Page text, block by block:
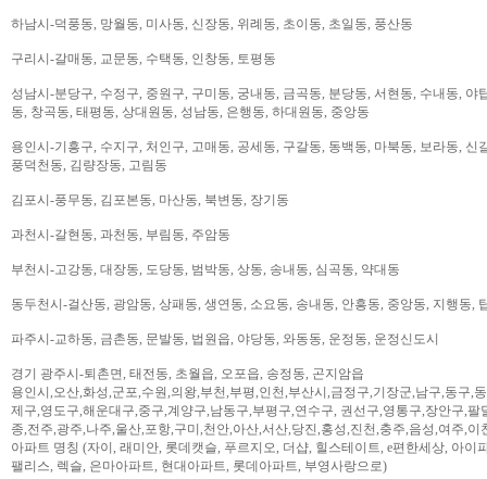
하남시-덕풍동, 망월동, 미사동, 신장동, 위례동, 초이동, 초일동, 풍산동
구리시-갈매동, 교문동, 수택동, 인창동, 토평동
성남시-분당구, 수정구, 중원구, 구미동, 궁내동, 금곡동, 분당동, 서현동, 수내동,
동, 창곡동, 태평동, 상대원동, 성남동, 은행동, 하대원동, 중앙동
용인시-기흥구, 수지구, 처인구, 고매동, 공세동, 구갈동, 동백동, 마북동, 보라동,
풍덕천동, 김량장동, 고림동
김포시-풍무동, 김포본동, 마산동, 북변동, 장기동
과천시-갈현동, 과천동, 부림동, 주암동
부천시-고강동, 대장동, 도당동, 범박동, 상동, 송내동, 심곡동, 약대동
동두천시-걸산동, 광암동, 상패동, 생연동, 소요동, 송내동, 안흥동, 중앙동, 지행동,
파주시-교하동, 금촌동, 문발동, 법원읍, 야당동, 와동동, 운정동, 운정신도시
경기 광주시-퇴촌면, 태전동, 초월읍, 오포읍, 송정동, 곤지암읍
용인시,오산,화성,군포,수원,의왕,부천,부평,인천,부산시,금정구,기장군,남구,동구,
제구,영도구,해운대구,중구,계양구,남동구,부평구,연수구, 권선구,영통구,장안구,
종,전주,광주,나주,울산,포항,구미,천안,아산,서산,당진,홍성,진천,충주,음성,여주,이
아파트 명칭 (자이, 래미안, 롯데캣슬, 푸르지오, 더샵, 힐스테이트, e편한세상, 아이
팰리스, 렉슬, 은마아파트, 현대아파트, 롯데아파트, 부영사랑으로)